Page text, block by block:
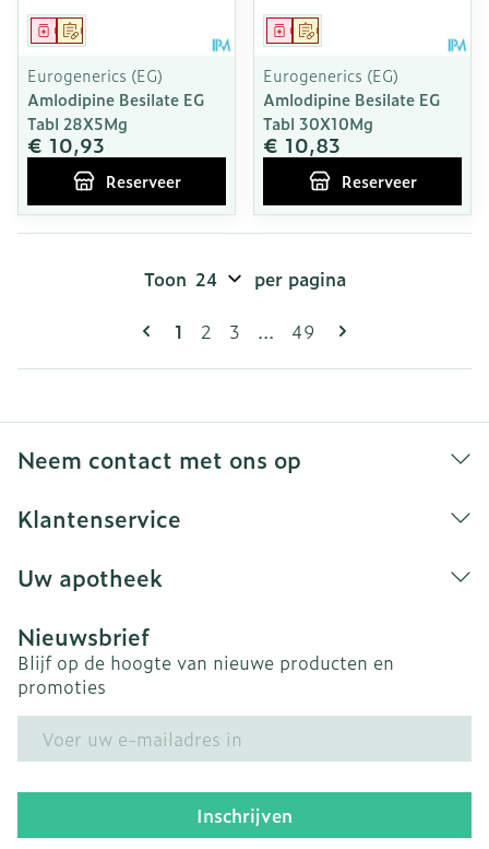
Op voorschrift
Geneesmiddel
Eurogenerics (EG)
Amlodipine Besilate EG
Tabl 28X5Mg
€ 10,93
Reserveer
Op voorschrift
Geneesmiddel
Eurogenerics (EG)
Amlodipine Besilate EG
Tabl 30X10Mg
€ 10,83
Reserveer
Pagina's
U lees momenteel pagina
1 Pagina
2 Pagina
3 ... Pagina
49
Toon per pagina
Neem contact met ons op
Klantenservice
Uw apotheek
Nieuwsbrief
Blijf op de hoogte van nieuwe producten en
promoties
Inschrijven